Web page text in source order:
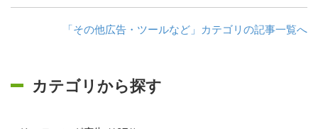
「その他広告・ツールなど」カテゴリの記事一覧へ
カテゴリから探す